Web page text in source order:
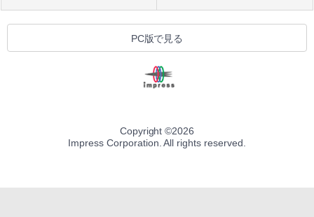
PC版で見る
Copyright ©2026
Impress Corporation. All rights reserved.